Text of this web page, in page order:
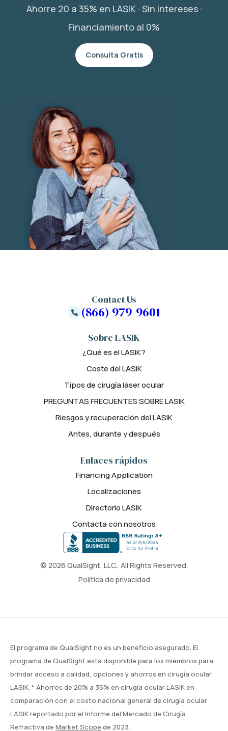
Ahorre 20 a 35% en LASIK · Sin intereses ·
Financiamiento al 0%
Consulta Gratis
© 2026 QualSight, LLC., All Rights Reserved.
Política de privacidad
Sobre LASIK
¿Qué es el LASIK?
Coste del LASIK
Tipos de cirugía láser ocular
PREGUNTAS FRECUENTES SOBRE LASIK
Riesgos y recuperación del LASIK
Antes, durante y después
Enlaces rápidos
Financing Application
Localizaciones
Directorio LASIK
Contacta con nosotros
Contact Us
(866) 979-9601
El programa de QualSight no es un beneficio asegurado. El
programa de QualSight está disponible para los miembros para
brindar acceso a calidad, opciones y ahorros en cirugía ocular
LASIK. * Ahorros de 20% a 35% en cirugía ocular LASIK en
comparación con el costo nacional general de cirugía ocular
LASIK reportado por el Informe del Mercado de Cirugía
Refractiva de Market Scope de 2023.